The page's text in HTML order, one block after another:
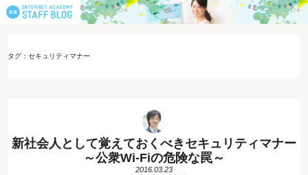
タグ：セキュリティマナー
新社会人として覚えておくべきセキュリティマナー
～公衆Wi-Fiの危険な罠～
2016.03.23